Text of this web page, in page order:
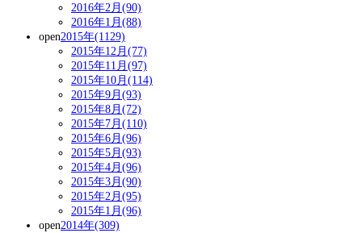
2016年2月(90)
2016年1月(88)
open2015年(1129)
2015年12月(77)
2015年11月(97)
2015年10月(114)
2015年9月(93)
2015年8月(72)
2015年7月(110)
2015年6月(96)
2015年5月(93)
2015年4月(96)
2015年3月(90)
2015年2月(95)
2015年1月(96)
open2014年(309)